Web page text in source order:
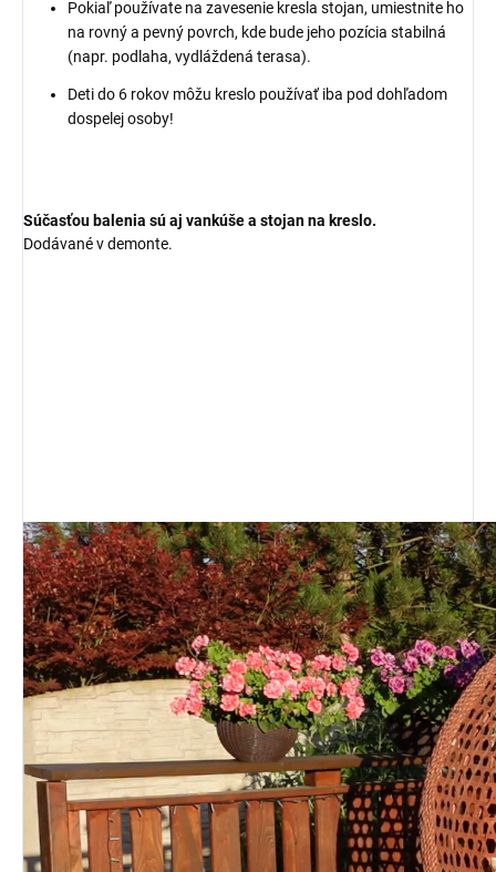
Pokiaľ používate na zavesenie kresla stojan, umiestnite ho
na rovný a pevný povrch, kde bude jeho pozícia stabilná
(napr. podlaha, vydláždená terasa).
Deti do 6 rokov môžu kreslo používať iba pod dohľadom
dospelej osoby!
Súčasťou balenia sú aj vankúše a stojan na kreslo.
Dodávané v demonte.